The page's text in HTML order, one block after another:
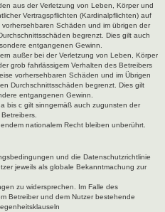
aus der Verletzung von Leben, Körper und
Vertragspflichten (Kardinalpflichten) auf
Schäden und im übrigen der
begrenzt. Dies gilt auch
entgangenen Gewinn.
außer bei der Verletzung von Leben, Körper
grob fahrlässigem Verhalten des Betreibers
vorhersehbaren Schäden und im Übrigen
Durchschnittsschäden begrenzt. Dies gilt
entgangenen Gewinn.
bis c gilt sinngemäß auch zugunsten der
nationalem Recht bleiben unberührt.
und die Datenschutzrichtlinie
jeweils als globale Bekanntmachung zur
zu widersprechen. Im Falle des
Betreiber und dem Nutzer bestehende